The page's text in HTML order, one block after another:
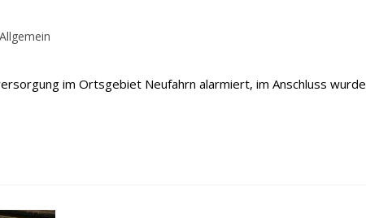
Allgemein
im Ortsgebiet Neufahrn alarmiert, im Anschluss wurde